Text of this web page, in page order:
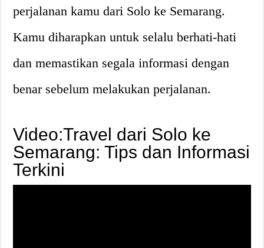
perjalanan kamu dari Solo ke Semarang.
Kamu diharapkan untuk selalu berhati-hati
dan memastikan segala informasi dengan
benar sebelum melakukan perjalanan.
Video:Travel dari Solo ke
Semarang: Tips dan Informasi
Terkini